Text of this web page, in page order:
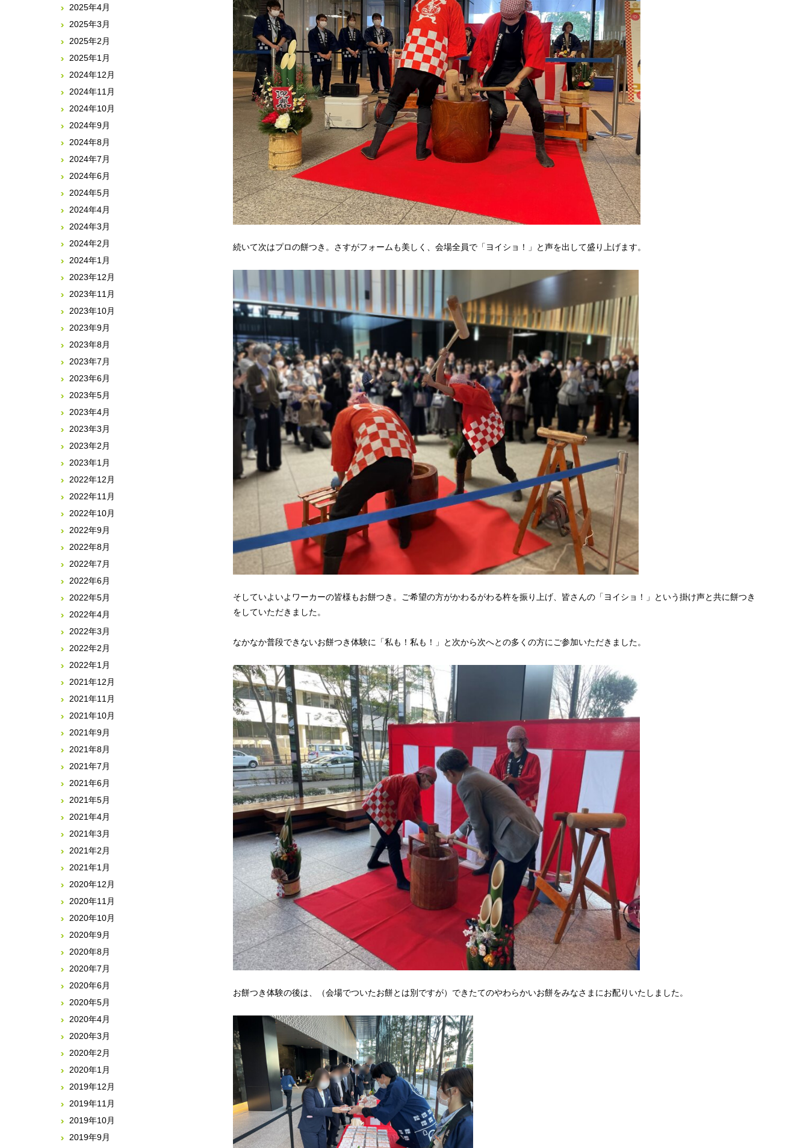
続いて次はプロの餅つき。さすがフォームも美しく、会場全員で「ヨイショ！」と声を出して盛り上げます。
そしていよいよワーカーの皆様もお餅つき。ご希望の方がかわるがわる杵を振り上げ、皆さんの「ヨイショ！」という掛け声と共に餅つき
をしていただきました。
なかなか普段できないお餅つき体験に「私も！私も！」と次から次へとの多くの方にご参加いただきました。
お餅つき体験の後は、（会場でついたお餅とは別ですが）できたてのやわらかいお餅をみなさまにお配りいたしました。
2025年4月
2025年3月
2025年2月
2025年1月
2024年12月
2024年11月
2024年10月
2024年9月
2024年8月
2024年7月
2024年6月
2024年5月
2024年4月
2024年3月
2024年2月
2024年1月
2023年12月
2023年11月
2023年10月
2023年9月
2023年8月
2023年7月
2023年6月
2023年5月
2023年4月
2023年3月
2023年2月
2023年1月
2022年12月
2022年11月
2022年10月
2022年9月
2022年8月
2022年7月
2022年6月
2022年5月
2022年4月
2022年3月
2022年2月
2022年1月
2021年12月
2021年11月
2021年10月
2021年9月
2021年8月
2021年7月
2021年6月
2021年5月
2021年4月
2021年3月
2021年2月
2021年1月
2020年12月
2020年11月
2020年10月
2020年9月
2020年8月
2020年7月
2020年6月
2020年5月
2020年4月
2020年3月
2020年2月
2020年1月
2019年12月
2019年11月
2019年10月
2019年9月